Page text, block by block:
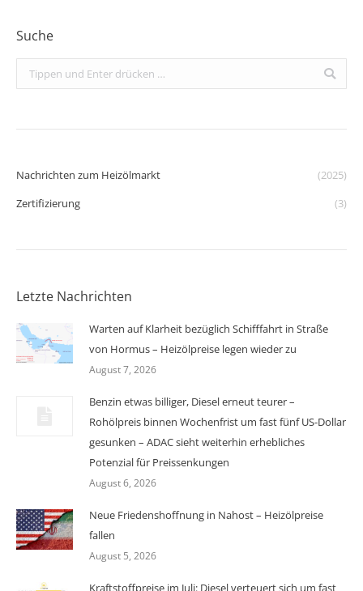
Suche
Search:
Nachrichten zum Heizölmarkt
(2025)
Zertifizierung
(3)
Letzte Nachrichten
Warten auf Klarheit bezüglich Schifffahrt in Straße
von Hormus – Heizölpreise legen wieder zu
August 7, 2026
Benzin etwas billiger, Diesel erneut teurer –
Rohölpreis binnen Wochenfrist um fast fünf US-Dollar
gesunken – ADAC sieht weiterhin erhebliches
Potenzial für Preissenkungen
August 6, 2026
Neue Friedenshoffnung in Nahost – Heizölpreise
fallen
August 5, 2026
Kraftstoffpreise im Juli: Diesel verteuert sich um fast